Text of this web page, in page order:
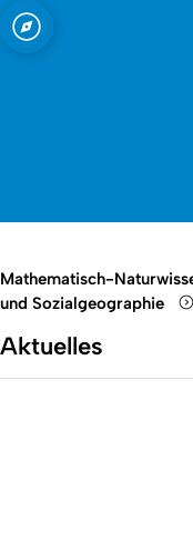
Open quicklink menu
Mathematisch-
und Sozialgeographie
Aktuelles